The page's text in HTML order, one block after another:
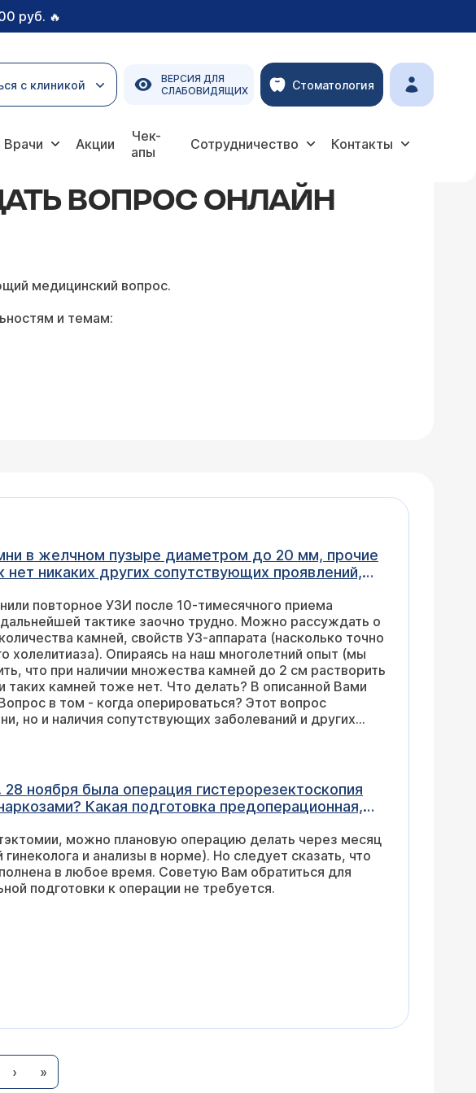
руб. 🔥
с клиникой
ВЕРСИЯ ДЛЯ
СЛАБОВИДЯЩИХ
Стоматология
Врачи Акции
Чек-
апы
Сотрудничество Контакты
ВОПРОС ОНЛАЙН
медицинский вопрос.
и темам:
в желчном пузыре диаметром до 20 мм, прочие
никаких других сопутствующих проявлений,
УЗИ, по прежнему множественные, но уже до
И как я понимаю, рассказы в интернете про
и по прежнему единственный способ лечения
Спасибо!
повторное УЗИ после 10-тимесячного приема
тактике заочно трудно. Можно рассуждать о
камней, свойств УЗ-аппарата (насколько точно
Опираясь на наш многолетний опыт (мы
что при наличии множества камней до 2 см растворить
камней тоже нет. Что делать? В описанной Вами
в том - когда оперироваться? Этот вопрос
но и наличия сопутствующих заболеваний и других
ноября была операция гистерорезектоскопия
Какая подготовка предоперационная,
можно плановую операцию делать через месяц
и анализы в норме). Но следует сказать, что
в любое время. Советую Вам обратиться для
подготовки к операции не требуется.
сохранить желчный пузырь. Спасибо
к сожалению, не удастся. Оптимальный
холецистэктомия.
› »